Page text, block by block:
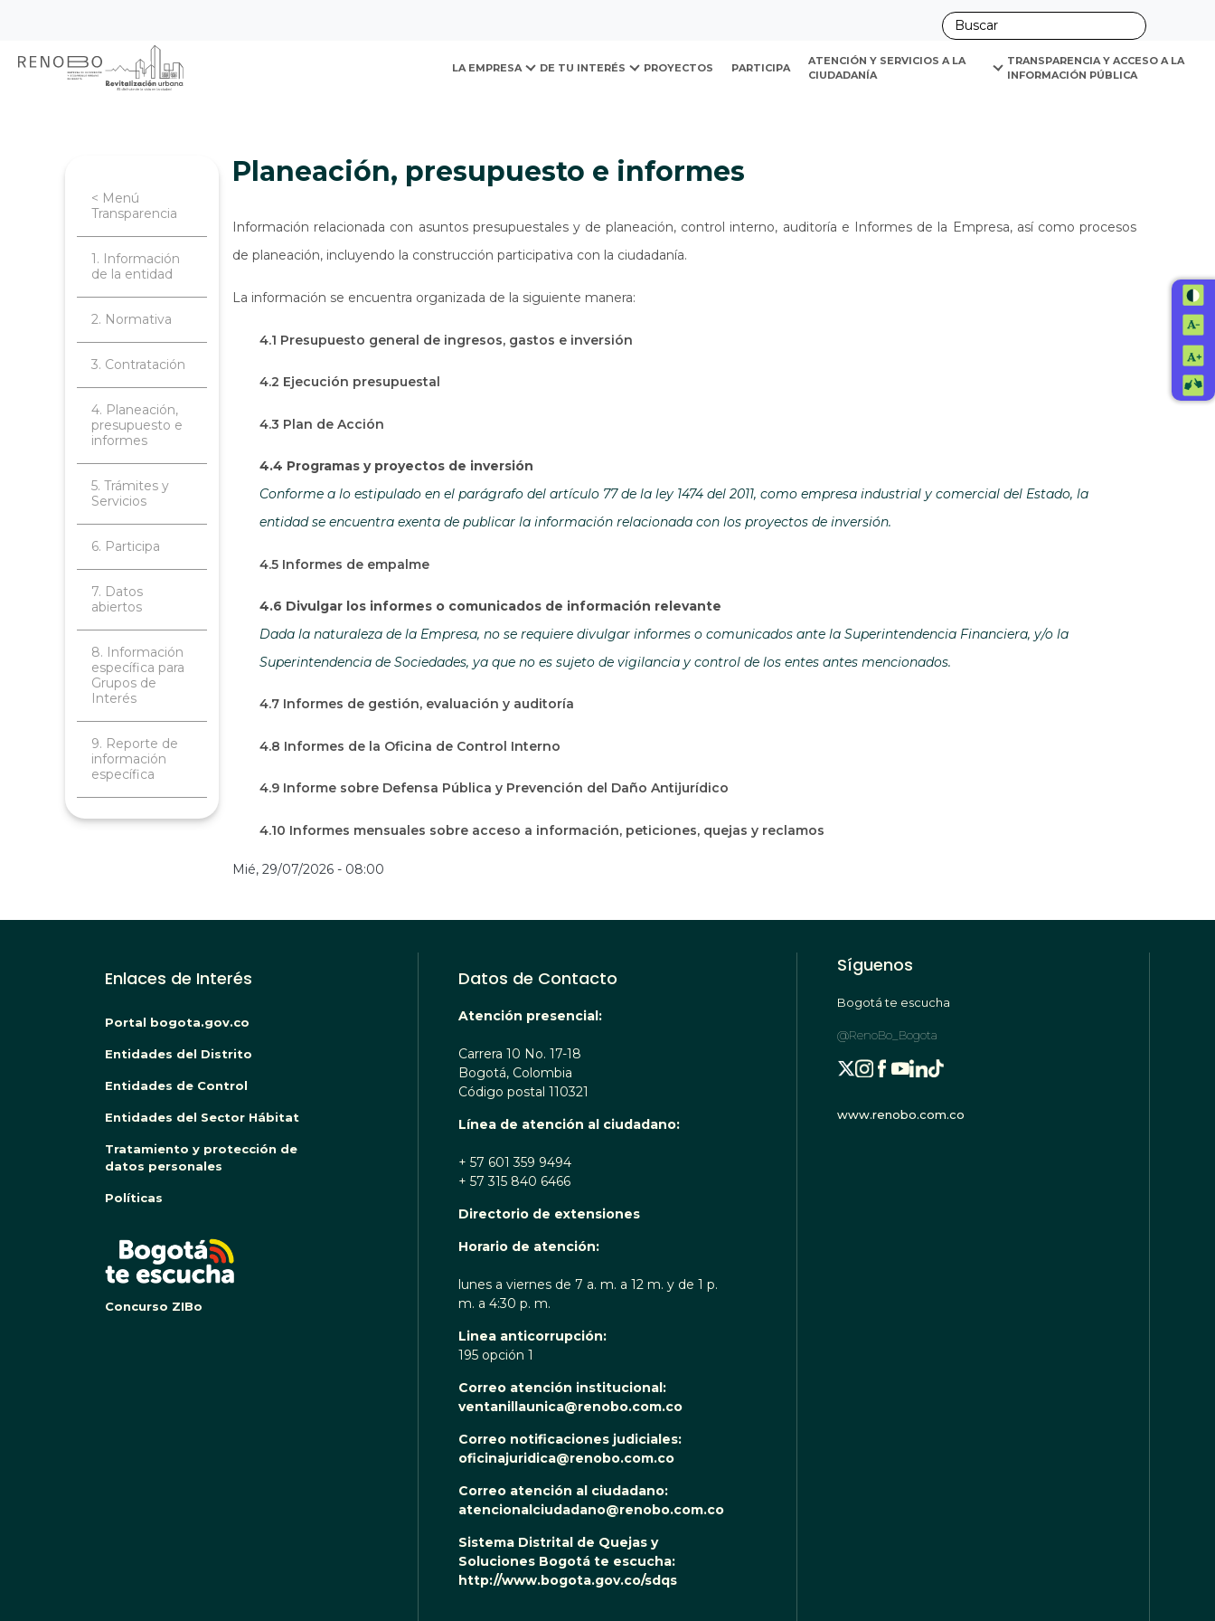
contenido
Sitio Web Empresa de Renovación y Desarrollo Urbano
LA EMPRESA DE TU INTERÉS PROYECTOS PARTICIPA
ATENCIÓN Y SERVICIOS A LA
CIUDADANÍA
TRANSPARENCIA Y ACCESO A LA
INFORMACIÓN PÚBLICA
< Menú
Transparencia
1. Información
de la entidad
2. Normativa
3. Contratación
4. Planeación,
presupuesto e
informes
5. Trámites y
Servicios
6. Participa
7. Datos
abiertos
8. Información
específica para
Grupos de
Interés
9. Reporte de
información
específica
Planeación, presupuesto e informes
Información relacionada con asuntos presupuestales y de planeación, control interno, auditoría e Informes de la Empresa, así como procesos
de planeación, incluyendo la construcción participativa con la ciudadanía.
La información se encuentra organizada de la siguiente manera:
4.1 Presupuesto general de ingresos, gastos e inversión
4.2 Ejecución presupuestal
4.3 Plan de Acción
4.4 Programas y proyectos de inversión
Conforme a lo estipulado en el parágrafo del artículo 77 de la ley 1474 del 2011, como empresa industrial y comercial del Estado, la
entidad se encuentra exenta de publicar la información relacionada con los proyectos de inversión.
4.5 Informes de empalme
4.6 Divulgar los informes o comunicados de información relevante
Dada la naturaleza de la Empresa, no se requiere divulgar informes o comunicados ante la Superintendencia Financiera, y/o la
Superintendencia de Sociedades, ya que no es sujeto de vigilancia y control de los entes antes mencionados.
4.7 Informes de gestión, evaluación y auditoría
4.8 Informes de la Oficina de Control Interno
4.9 Informe sobre Defensa Pública y Prevención del Daño Antijurídico
4.10 Informes mensuales sobre acceso a información, peticiones, quejas y reclamos
Mié, 29/07/2026 - 08:00
Enlaces de Interés
Portal bogota.gov.co
Entidades del Distrito
Entidades de Control
Entidades del Sector Hábitat
Tratamiento y protección de
datos personales
Políticas
Concurso ZIBo
Datos de Contacto
Atención presencial:
Carrera 10 No. 17-18
Bogotá, Colombia
Código postal 110321
Línea de atención al ciudadano:
+ 57 601 359 9494
+ 57 315 840 6466
Directorio de extensiones
Horario de atención:
lunes a viernes de 7 a. m. a 12 m. y de 1 p.
m. a 4:30 p. m.
Linea anticorrupción:
195 opción 1
Correo atención institucional:
ventanillaunica@renobo.com.co
Correo notificaciones judiciales:
oficinajuridica@renobo.com.co
Correo atención al ciudadano:
atencionalciudadano@renobo.com.co
Sistema Distrital de Quejas y
Soluciones Bogotá te escucha:
http://www.bogota.gov.co/sdqs
Síguenos
Bogotá te escucha
@RenoBo_Bogota
www.renobo.com.co